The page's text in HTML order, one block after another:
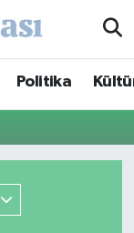
Politika